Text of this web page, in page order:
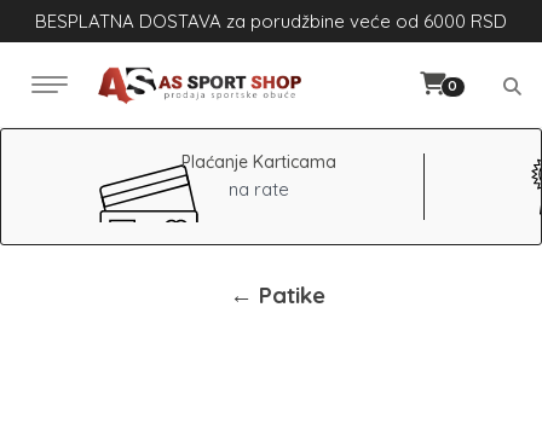
BESPLATNA DOSTAVA za porudžbine veće od 6000 RSD
0
Plaćanje Karticama
na rate
← Patike